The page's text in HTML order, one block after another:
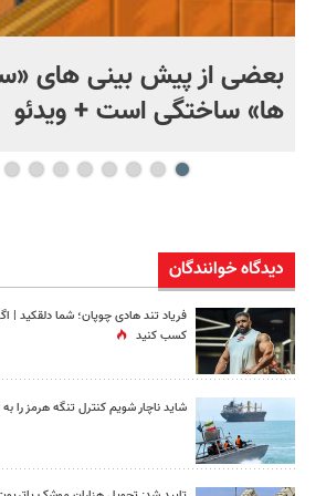
بعضی از پیش بینی های
ها» ساختگی است + ویدئو
دیدگاه خوانندگان
فریاد تند هادی چوپان؛‌ شما دلقکید |
کسب کنید
شاید ناچار شویم کنترل تنگه هرمز را به